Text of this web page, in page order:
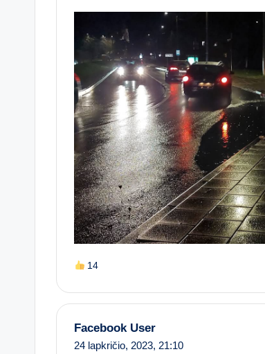
14
Facebook User
24 lapkričio, 2023, 21:10